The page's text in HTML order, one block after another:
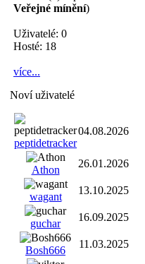
Veřejné mínění)
Uživatelé: 0
Hosté: 18
více...
Noví uživatelé
peptidetracker
04.08.2026
Athon
26.01.2026
wagant
13.10.2025
guchar
16.09.2025
Bosh666
11.03.2025